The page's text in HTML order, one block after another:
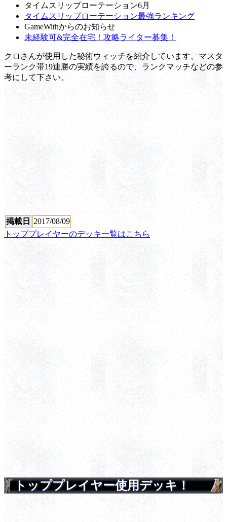
タイムスリップローテーション6月
タイムスリップローテーション最強ランキング
GameWithからのお知らせ
未経験可&完全在宅！攻略ライター募集！
クロさんが使用した秘術ウィッチを紹介しています。マスタ
ーランク帯19連勝の実績を誇るので、ランクマッチなどの参
考にして下さい。
掲載日
2017/08/09
トッププレイヤーのデッキ一覧はこちら
トッププレイヤー使用デッキ！